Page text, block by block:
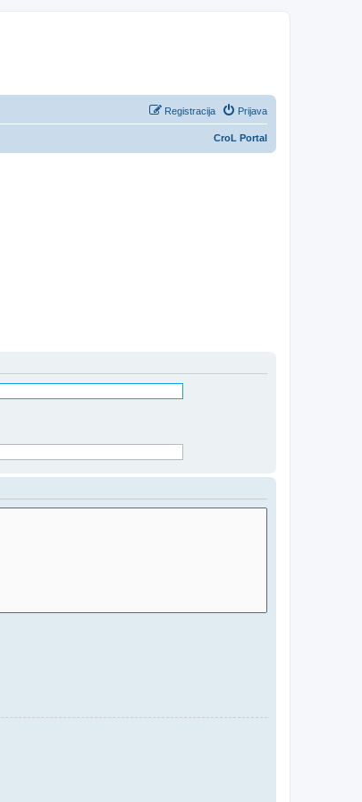
Prijava
Registracija
CroL Portal